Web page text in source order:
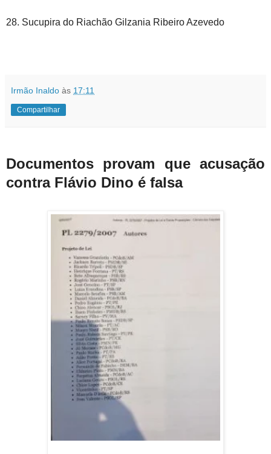
28. Sucupira do Riachão Gilzania Ribeiro Azevedo
Irmão Inaldo às 17:11
Compartilhar
Documentos provam que acusação
contra Flávio Dino é falsa